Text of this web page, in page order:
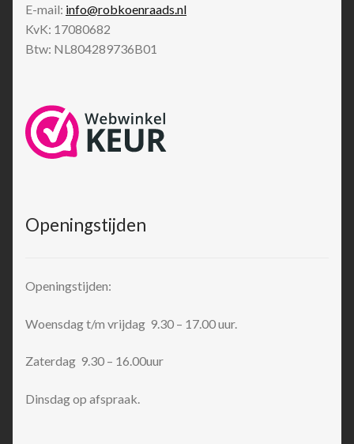
E-mail: info@robkoenraads.nl
KvK: 17080682
Btw: NL804289736B01
Openingstijden
Openingstijden:
Woensdag t/m vrijdag 9.30 – 17.00 uur.
Zaterdag 9.30 – 16.00uur
Dinsdag op afspraak.